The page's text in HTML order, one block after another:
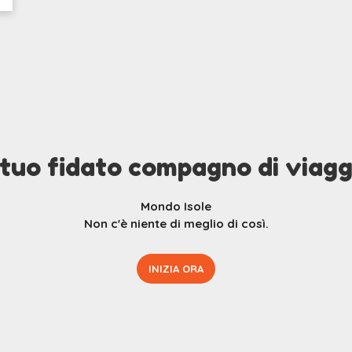
fidato compagno di
Mondo Isole
Non c'è niente di meglio di così.
INIZIA ORA